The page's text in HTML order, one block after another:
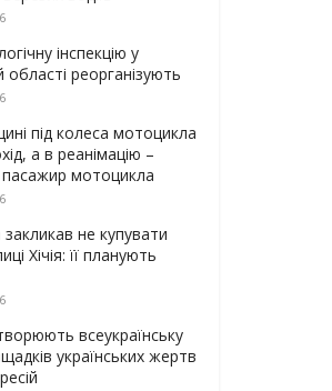
інспекцію у
області реорганізують
під колеса мотоцикла
а в реанімацію –
пасажир мотоцикла
не купувати
Хічія: її планують
всеукраїнську
українських жертв